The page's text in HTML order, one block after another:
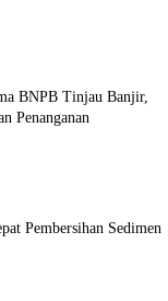
BNPB Tinjau Banjir,
Penanganan
Pembersihan Sedimen